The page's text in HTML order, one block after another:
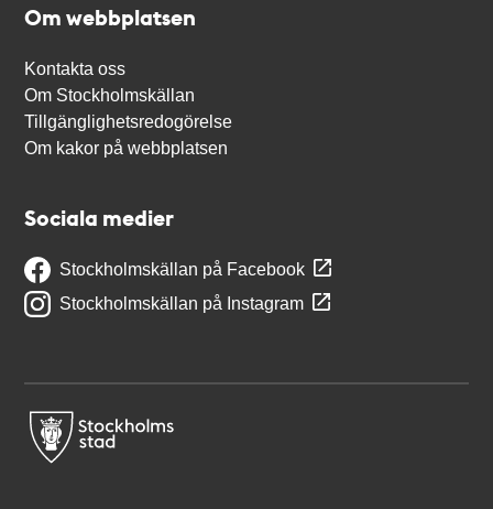
Om webbplatsen
Kontakta oss
Om Stockholmskällan
Tillgänglighetsredogörelse
Om kakor på webbplatsen
Sociala medier
Stockholmskällan på Facebook
Stockholmskällan på Instagram